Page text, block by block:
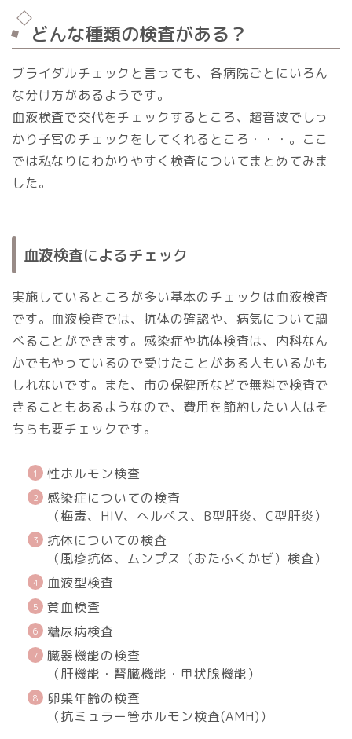
どんな種類の検査がある？
ブライダルチェックと言っても、各病院ごとにいろん
な分け方があるようです。
血液検査で交代をチェックするところ、超音波でしっ
かり子宮のチェックをしてくれるところ・・・。ここ
では私なりにわかりやすく検査についてまとめてみま
した。
血液検査によるチェック
実施しているところが多い基本のチェックは血液検査
です。血液検査では、抗体の確認や、病気について調
べることができます。感染症や抗体検査は、内科なん
かでもやっているので受けたことがある人もいるかも
しれないです。また、市の保健所などで無料で検査で
きることもあるようなので、費用を節約したい人はそ
ちらも要チェックです。
性ホルモン検査
感染症についての検査
（梅毒、HIV、ヘルペス、B型肝炎、C型肝炎）
抗体についての検査
（風疹抗体、ムンプス（おたふくかぜ）検査）
血液型検査
貧血検査
糖尿病検査
臓器機能の検査
（肝機能・腎臓機能・甲状腺機能）
卵巣年齢の検査
（抗ミュラー管ホルモン検査(AMH)）